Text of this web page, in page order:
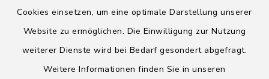
Cookies einsetzen, um eine optimale Darstellung unserer
Website zu ermöglichen. Die Einwilligung zur Nutzung
weiterer Dienste wird bei Bedarf gesondert abgefragt.
Weitere Informationen finden Sie in unseren
Barrierefreiheit